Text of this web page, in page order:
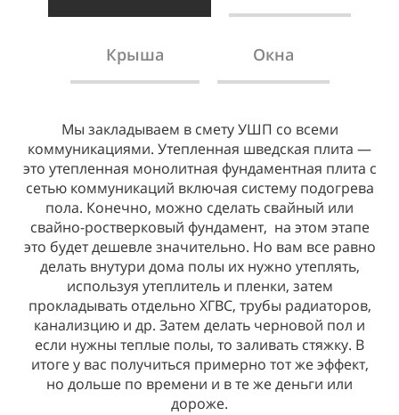
Крыша Окна
Мы закладываем в смету УШП со всеми
коммуникациями. Утепленная шведская плита —
это утепленная монолитная фундаментная плита с
сетью коммуникаций включая систему подогрева
пола. Конечно, можно сделать свайный или
свайно-ростверковый фундамент, на этом этапе
это будет дешевле значительно. Но вам все равно
делать внутури дома полы их нужно утеплять,
используя утеплитель и пленки, затем
прокладывать отдельно ХГВС, трубы радиаторов,
канализцию и др. Затем делать черновой пол и
если нужны теплые полы, то заливать стяжку. В
итоге у вас получиться примерно тот же эффект,
но дольше по времени и в те же деньги или
дороже.
Стены. В смете внешние стены минимум из
клееного бруса 185(H)х200 мм. Мы считаем не
целесообразно строить дом с внешними стенами
меньшего сечения в центральном и северном
регионах. Это оправдано с точки зрения затрат на
отопление. Внтуренние стены также из клееного
бруса и включены в стоимость теплого контура.